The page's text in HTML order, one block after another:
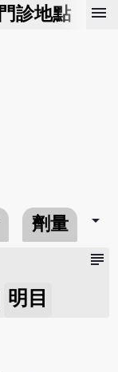
門診地點 預
menu
劑量 arrow_drop_down
subject
明目